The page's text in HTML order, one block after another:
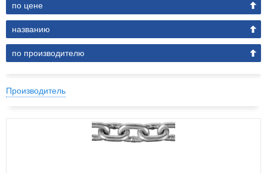
по цене
названию
по производителю
Производитель